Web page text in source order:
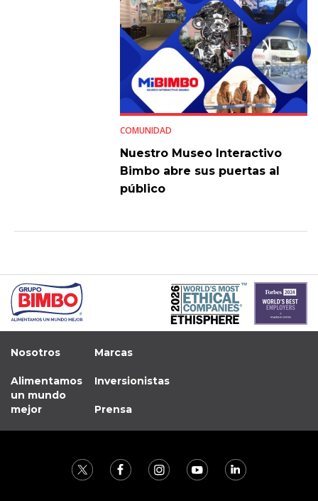
COMUNIDAD
Nuestro Museo Interactivo
Bimbo abre sus puertas al
público
Nosotros
Alimentamos
un mundo
mejor
Marcas
Inversionistas
Prensa